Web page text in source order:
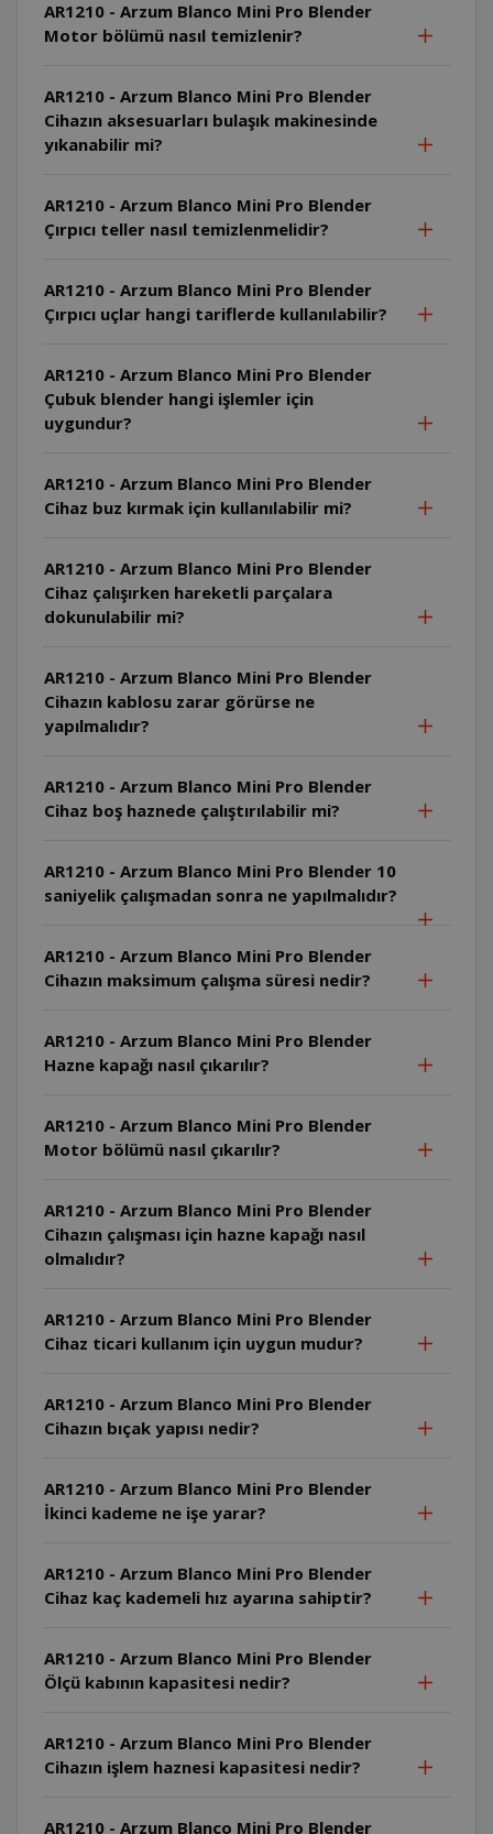
AR1210 - Arzum Blanco Mini Pro Blender
Motor bölümü nasıl temizlenir?
AR1210 - Arzum Blanco Mini Pro Blender
Cihazın aksesuarları bulaşık makinesinde
yıkanabilir mi?
AR1210 - Arzum Blanco Mini Pro Blender
Çırpıcı teller nasıl temizlenmelidir?
AR1210 - Arzum Blanco Mini Pro Blender
Çırpıcı uçlar hangi tariflerde kullanılabilir?
AR1210 - Arzum Blanco Mini Pro Blender
Çubuk blender hangi işlemler için
uygundur?
AR1210 - Arzum Blanco Mini Pro Blender
Cihaz buz kırmak için kullanılabilir mi?
AR1210 - Arzum Blanco Mini Pro Blender
Cihaz çalışırken hareketli parçalara
dokunulabilir mi?
AR1210 - Arzum Blanco Mini Pro Blender
Cihazın kablosu zarar görürse ne
yapılmalıdır?
AR1210 - Arzum Blanco Mini Pro Blender
Cihaz boş haznede çalıştırılabilir mi?
AR1210 - Arzum Blanco Mini Pro Blender 10
saniyelik çalışmadan sonra ne yapılmalıdır?
AR1210 - Arzum Blanco Mini Pro Blender
Cihazın maksimum çalışma süresi nedir?
AR1210 - Arzum Blanco Mini Pro Blender
Hazne kapağı nasıl çıkarılır?
AR1210 - Arzum Blanco Mini Pro Blender
Motor bölümü nasıl çıkarılır?
AR1210 - Arzum Blanco Mini Pro Blender
Cihazın çalışması için hazne kapağı nasıl
olmalıdır?
AR1210 - Arzum Blanco Mini Pro Blender
Cihaz ticari kullanım için uygun mudur?
AR1210 - Arzum Blanco Mini Pro Blender
Cihazın bıçak yapısı nedir?
AR1210 - Arzum Blanco Mini Pro Blender
İkinci kademe ne işe yarar?
AR1210 - Arzum Blanco Mini Pro Blender
Cihaz kaç kademeli hız ayarına sahiptir?
AR1210 - Arzum Blanco Mini Pro Blender
Ölçü kabının kapasitesi nedir?
AR1210 - Arzum Blanco Mini Pro Blender
Cihazın işlem haznesi kapasitesi nedir?
AR1210 - Arzum Blanco Mini Pro Blender